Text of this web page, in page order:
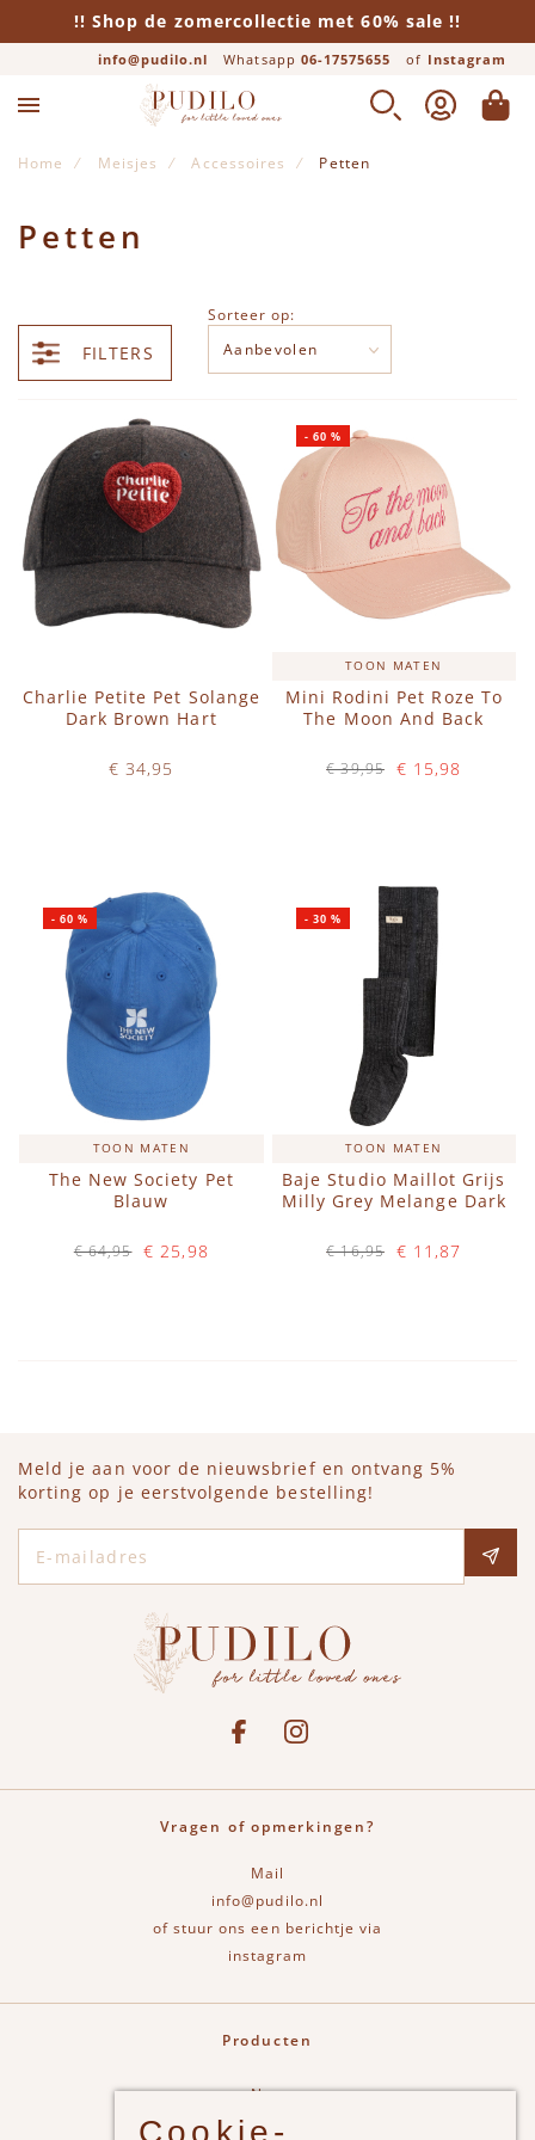
!! Shop de zomercollectie met 60% sale !!
info@pudilo.nl Whatsapp 06-17575655 of Instagram
ZOEK ACCOUNT
Sokken
Bekijk alle Sokken
Anti-slip sokken
Home Meisjes Accessoires Petten
Petten
FILTERS
Sorteer op:
Charlie Petite Pet Solange
Dark Brown Hart
€ 34,95
TOON MATEN
Mini Rodini Pet Roze To
The Moon And Back
€ 15,98
€ 39,95
- 60 %
TOON MATEN
The New Society Pet
Blauw
€ 25,98
€ 64,95
-60 %
TOON MATEN
Baje Studio Maillot Grijs
Milly Grey Melange Dark
€ 11,87
€ 16,95
- 30 %
Meld je aan voor de nieuwsbrief en ontvang 5%
korting op je eerstvolgende bestelling!
See our FacebookBekijk onze Instagram pagina
Vragen of opmerkingen?
Mail
info@pudilo.nl
of stuur ons een berichtje via
instagram
Producten
New
Jongens
Cookie-